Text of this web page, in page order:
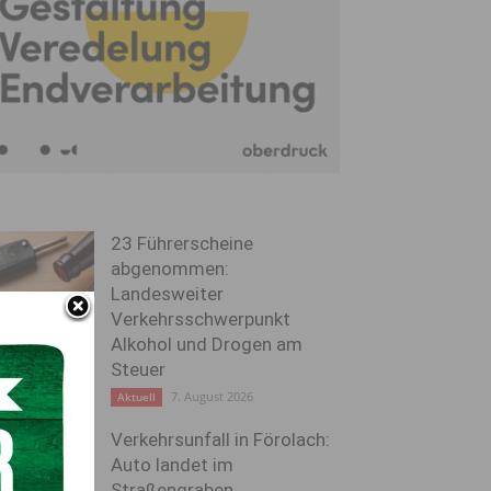
23 Führerscheine
abgenommen:
Landesweiter
Verkehrsschwerpunkt
Alkohol und Drogen am
Steuer
Aktuell 7. August 2026
Verkehrsunfall in Förolach:
Auto landet im